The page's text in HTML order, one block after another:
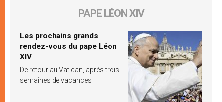
PAPE LÉON XIV
Les prochains grands
rendez-vous du pape Léon
XIV
De retour au Vatican, après trois
semaines de vacances